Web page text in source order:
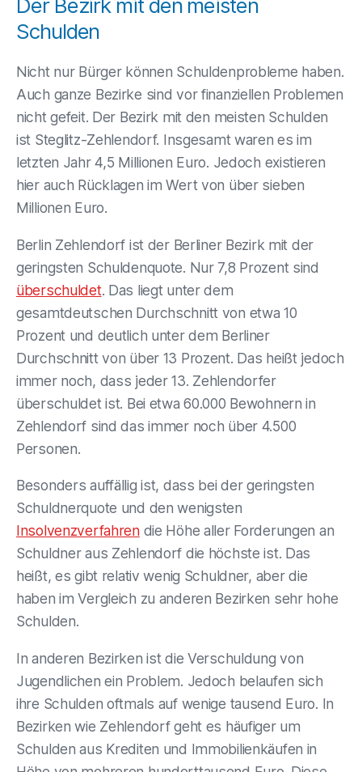
Der Bezirk mit den meisten
Schulden
Nicht nur Bürger können Schuldenprobleme haben.
Auch ganze Bezirke sind vor finanziellen Problemen
nicht gefeit. Der Bezirk mit den meisten Schulden
ist Steglitz-Zehlendorf. Insgesamt waren es im
letzten Jahr 4,5 Millionen Euro. Jedoch existieren
hier auch Rücklagen im Wert von über sieben
Millionen Euro.
Berlin Zehlendorf ist der Berliner Bezirk mit der
geringsten Schuldenquote. Nur 7,8 Prozent sind
überschuldet. Das liegt unter dem
gesamtdeutschen Durchschnitt von etwa 10
Prozent und deutlich unter dem Berliner
Durchschnitt von über 13 Prozent. Das heißt jedoch
immer noch, dass jeder 13. Zehlendorfer
überschuldet ist. Bei etwa 60.000 Bewohnern in
Zehlendorf sind das immer noch über 4.500
Personen.
Besonders auffällig ist, dass bei der geringsten
Schuldnerquote und den wenigsten
Insolvenzverfahrendie Höhe aller Forderungen an
Schuldner aus Zehlendorf die höchste ist. Das
heißt, es gibt relativ wenig Schuldner, aber die
haben im Vergleich zu anderen Bezirken sehr hohe
Schulden.
In anderen Bezirken ist die Verschuldung von
Jugendlichen ein Problem. Jedoch belaufen sich
ihre Schulden oftmals auf wenige tausend Euro. In
Bezirken wie Zehlendorf geht es häufiger um
Schulden aus Krediten und Immobilienkäufen in